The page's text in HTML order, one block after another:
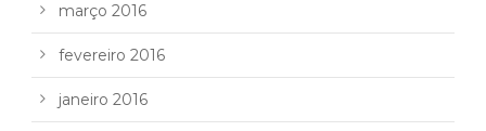
março 2016
fevereiro 2016
janeiro 2016